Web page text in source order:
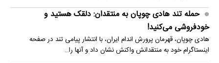
حمله تند هادی چوپان به منتقدان: دلقک هستید و
خودفروشی می‌کنید!
هادی چوپان، قهرمان پرورش اندام ایران، با انتشار پیامی تند در صفحه
اینستاگرام خود به منتقدانش واکنش نشان داد و آنها را…